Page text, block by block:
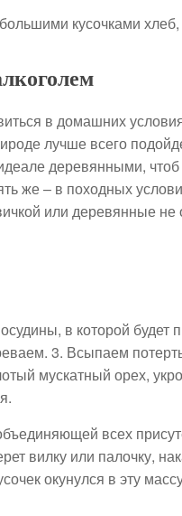
кусочками
в домашних
лучше всего
деревянными,
же – в походных
или деревянные не
в которой будет
3. Всыпаем
мускатный орех,
всех
вилку или палочку,
окунулся в эту